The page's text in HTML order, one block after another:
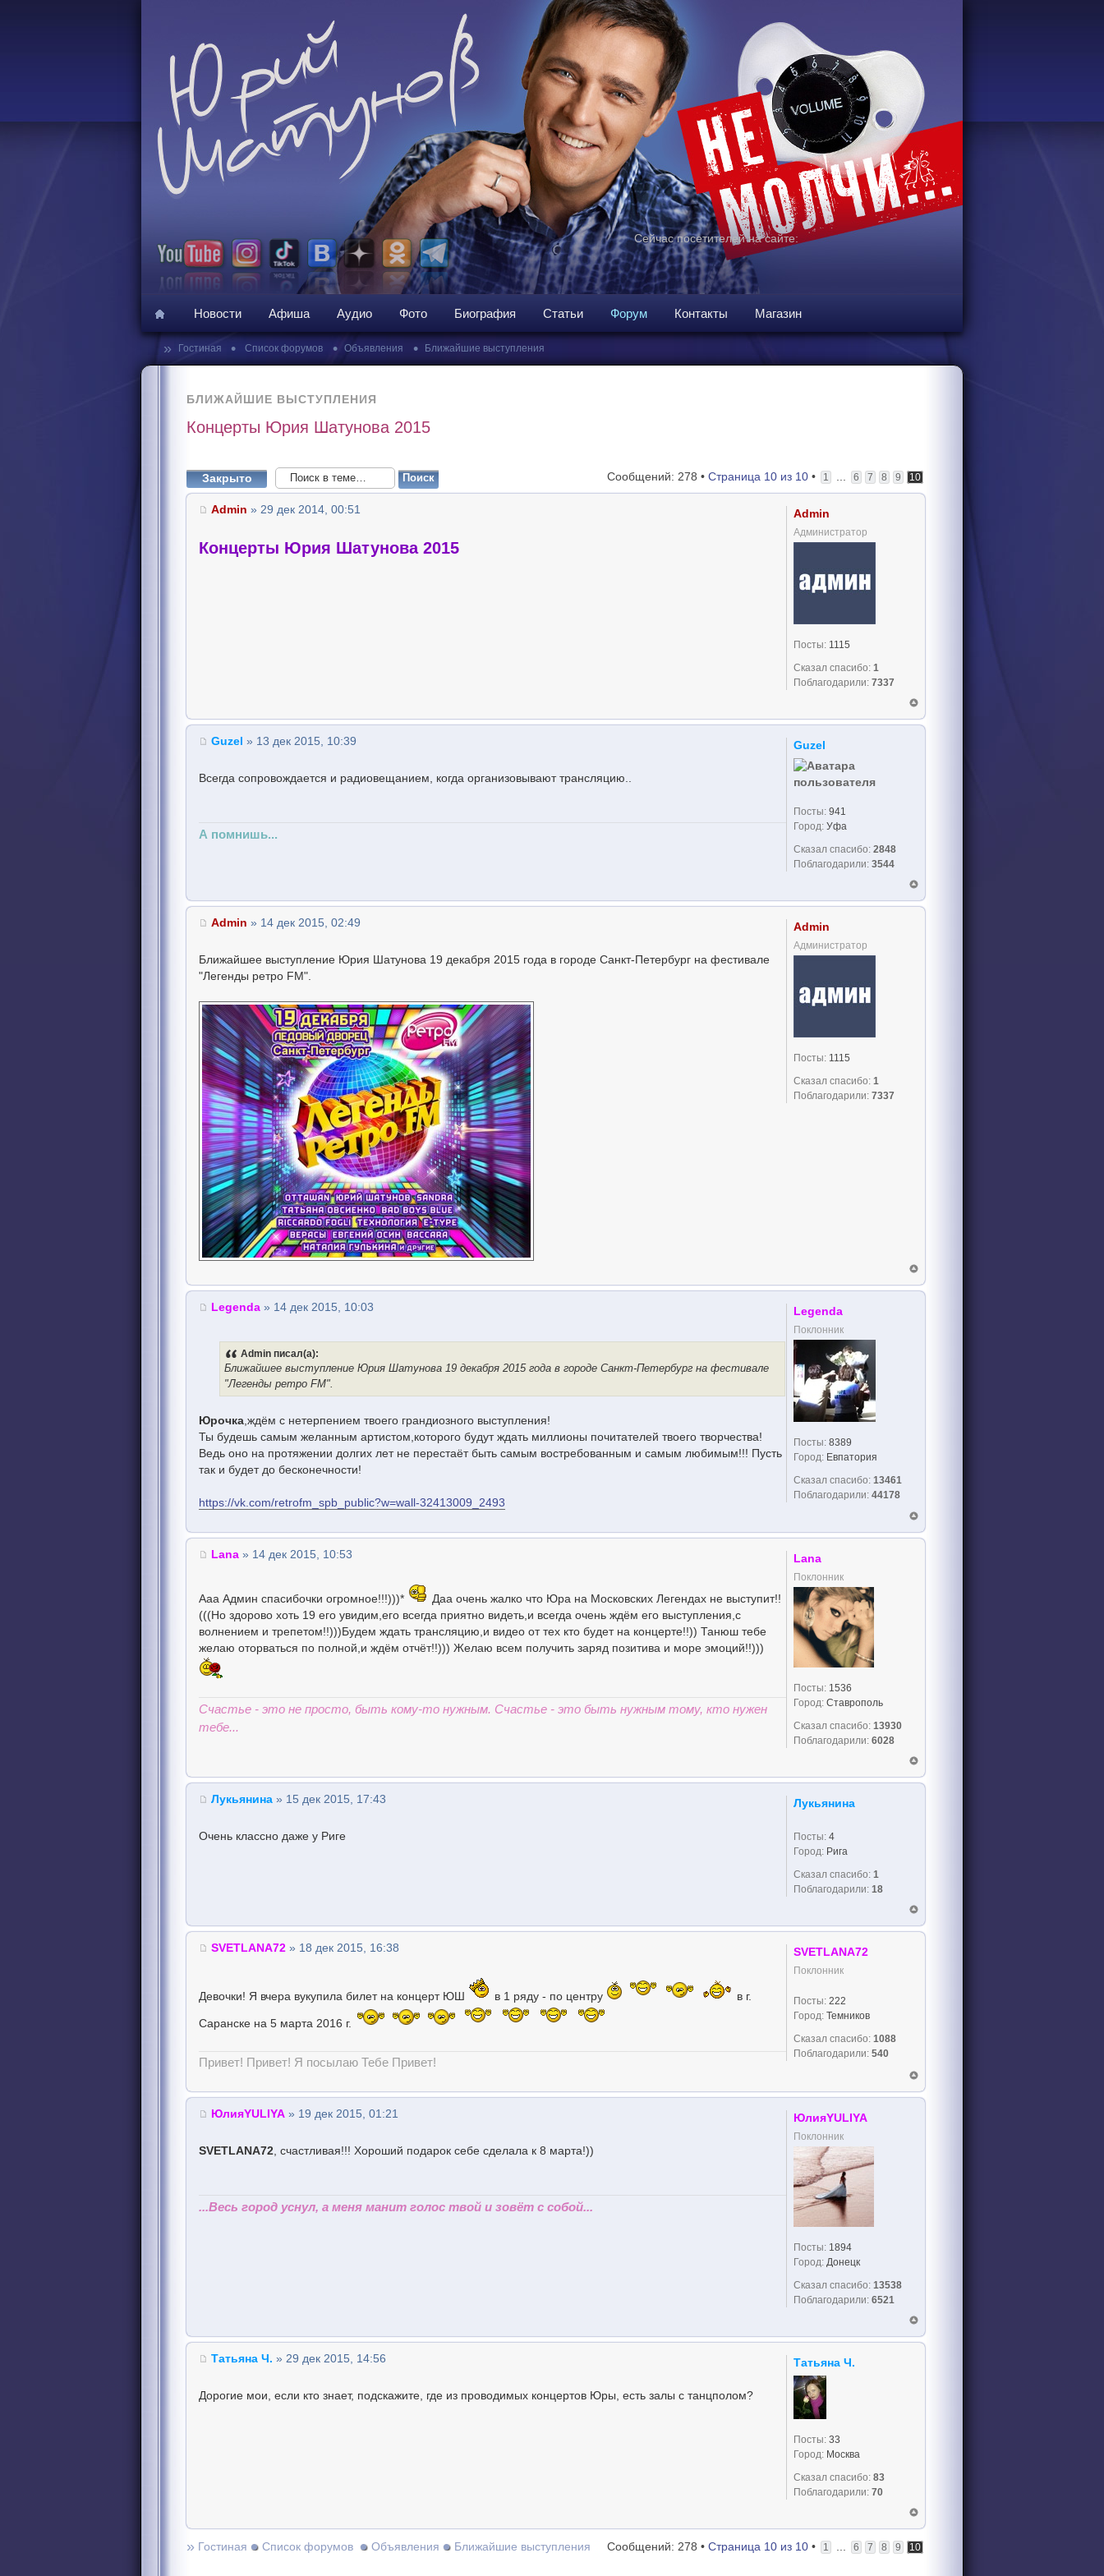
Сейчас посетителей на сайте:
Новости Афиша Аудио Фото Биография Статьи Форум Контакты Магазин
» Гостиная • Список форумов • Объявления • Ближайшие выступления
БЛИЖАЙШИЕ ВЫСТУПЛЕНИЯ
Концерты Юрия Шатунова 2015
Закрыто Сообщений: 278 • Страница 10 из 10 • 1 ... 6 7 8 9 10
Admin » 29 дек 2014, 00:51
Концерты Юрия Шатунова 2015
Admin
Администратор
Посты: 1115
Сказал спасибо: 1
Поблагодарили: 7337
Guzel » 13 дек 2015, 10:39
Всегда сопровождается и радиовещанием, когда организовывают трансляцию..
А помнишь...
Guzel
Посты: 941
Город: Уфа
Сказал спасибо: 2848
Поблагодарили: 3544
Admin » 14 дек 2015, 02:49
Ближайшее выступление Юрия Шатунова 19 декабря 2015 года в городе Санкт-Петербург на фестивале
"Легенды ретро FM".
Admin
Администратор
Посты: 1115
Сказал спасибо: 1
Поблагодарили: 7337
Legenda » 14 дек 2015, 10:03
Admin писал(а):
Ближайшее выступление Юрия Шатунова 19 декабря 2015 года в городе Санкт-Петербург на фестивале
"Легенды ретро FM".
Юрочка,ждём с нетерпением твоего грандиозного выступления!
Ты будешь самым желанным артистом,которого будут ждать миллионы почитателей твоего творчества!
Ведь оно на протяжении долгих лет не перестаёт быть самым востребованным и самым любимым!!! Пусть
так и будет до бесконечности!
https://vk.com/retrofm_spb_public?w=wall-32413009_2493
Legenda
Поклонник
Посты: 8389
Город: Евпатория
Сказал спасибо: 13461
Поблагодарили: 44178
Lana » 14 дек 2015, 10:53
Ааа Админ спасибочки огромное!!!)))*
Даа очень жалко что Юра на Московских Легендах не выступит!!
(((Но здорово хоть 19 его увидим,его всегда приятно видеть,и всегда очень ждём его выступления,с
волнением и трепетом!!)))Будем ждать трансляцию,и видео от тех кто будет на концерте!!)) Танюш тебе
желаю оторваться по полной,и ждём отчёт!!))) Желаю всем получить заряд позитива и море эмоций!!)))
Счастье - это не просто, быть кому-то нужным. Счастье - это быть нужным тому, кто нужен
тебе...
Lana
Поклонник
Посты: 1536
Город: Ставрополь
Сказал спасибо: 13930
Поблагодарили: 6028
Лукьянина » 15 дек 2015, 17:43
Очень классно даже у Риге
Лукьянина
Посты: 4
Город: Рига
Сказал спасибо: 1
Поблагодарили: 18
SVETLANA72 » 18 дек 2015, 16:38
Девочки! Я вчера вукупила билет на концерт ЮШ в 1 ряду - по центру в г.
Саранске на 5 марта 2016 г.
Привет! Привет! Я посылаю Тебе Привет!
SVETLANA72
Поклонник
Посты: 222
Город: Темников
Сказал спасибо: 1088
Поблагодарили: 540
ЮлияYULIYA » 19 дек 2015, 01:21
SVETLANA72 , счастливая!!! Хороший подарок себе сделала к 8 марта!))
...Весь город уснул, а меня манит голос твой и зовёт с собой...
ЮлияYULIYA
Поклонник
Посты: 1894
Город: Донецк
Сказал спасибо: 13538
Поблагодарили: 6521
Татьяна Ч. » 29 дек 2015, 14:56
Дорогие мои, если кто знает, подскажите, где из проводимых концертов Юры, есть залы с танцполом?
Татьяна Ч.
Посты: 33
Город: Москва
Сказал спасибо: 83
Поблагодарили: 70
» Гостиная Список форумов Объявления Ближайшие выступления Сообщений: 278 • Страница 10 из 10 • 1 6 7 8 9 10